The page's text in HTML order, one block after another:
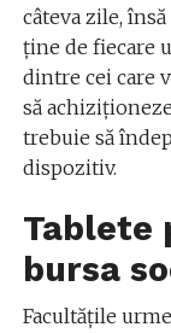
câteva zile,
ține de fiecare
dintre cei care
să
trebuie să
dispozitiv.
Tablete
bursa
Facultățile